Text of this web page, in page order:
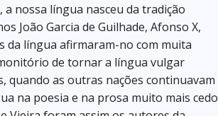
nossa língua nasceu da tradição
João Garcia de Guilhade, Afonso X,
da língua afirmaram-no com muita
de tornar a língua vulgar
quando as outras nações continuavam
na poesia e na prosa muito mais cedo